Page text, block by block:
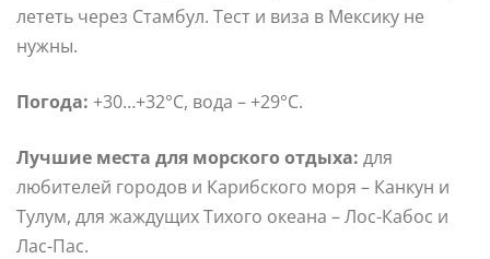
лететь через Стамбул. Тест и виза в Мексику не
нужны.
Погода: +30…+32°С, вода – +29°С.
Лучшие места для морского отдыха: для
любителей городов и Карибского моря – Канкун и
Тулум, для жаждущих Тихого океана – Лос-Кабос и
Лас-Пас.